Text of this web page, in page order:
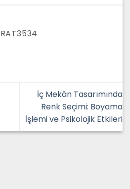
İç Mekân Tasarımında
Renk Seçimi: Boyama
İşlemi ve Psikolojik Etkileri